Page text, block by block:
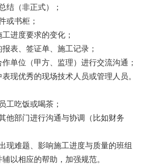
结（非正式）；
或书柜；
工进度要求的变化；
报表、签证单、施工记录；
作单位（甲方、监理）进行交流沟通；
表现优秀的现场技术人员或管理人员。
工吃饭或喝茶；
他部门进行沟通与协调（比如财务
现难题、影响施工进度与质量的班组
以相应的帮助，加强规范。